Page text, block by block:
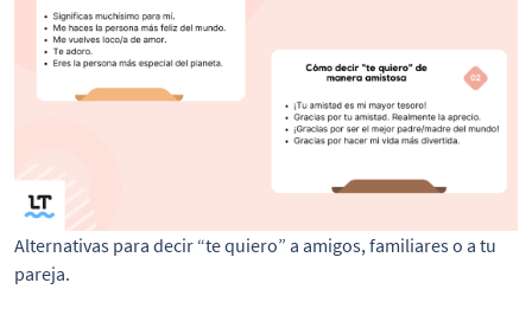
Alternativas para decir “te quiero” a amigos, familiares o a tu
pareja.